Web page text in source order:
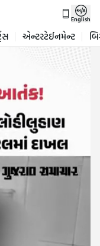
English
એન્ટરટેઈનમેન્ટ